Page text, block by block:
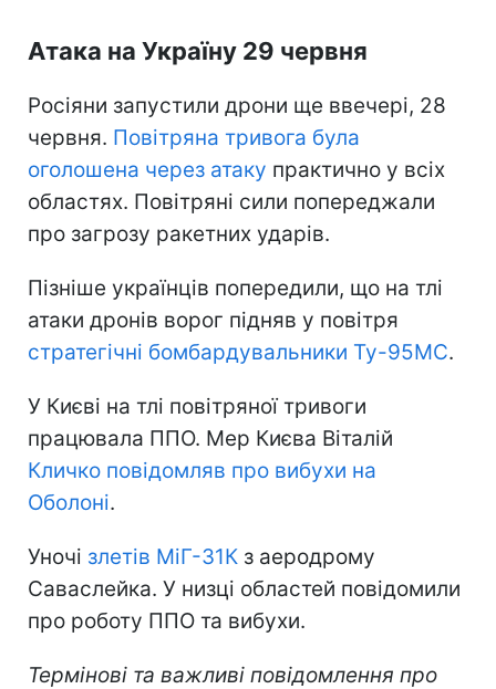
Атака на Україну 29 червня
Росіяни запустили дрони ще ввечері, 28
червня. Повітряна тривога була
оголошена через атаку практично у всіх
областях. Повітряні сили попереджали
про загрозу ракетних ударів.
Пізніше українців попередили, що на тлі
атаки дронів ворог підняв у повітря
стратегічні бомбардувальники Ту-95МС.
У Києві на тлі повітряної тривоги
працювала ППО. Мер Києва Віталій
Кличко повідомляв про вибухи на
Оболоні.
Уночі злетів МіГ-31К з аеродрому
Саваслейка. У низці областей повідомили
про роботу ППО та вибухи.
Термінові та важливі повідомлення про